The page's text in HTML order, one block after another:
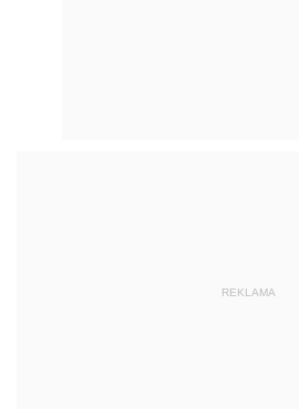
REKLAMA